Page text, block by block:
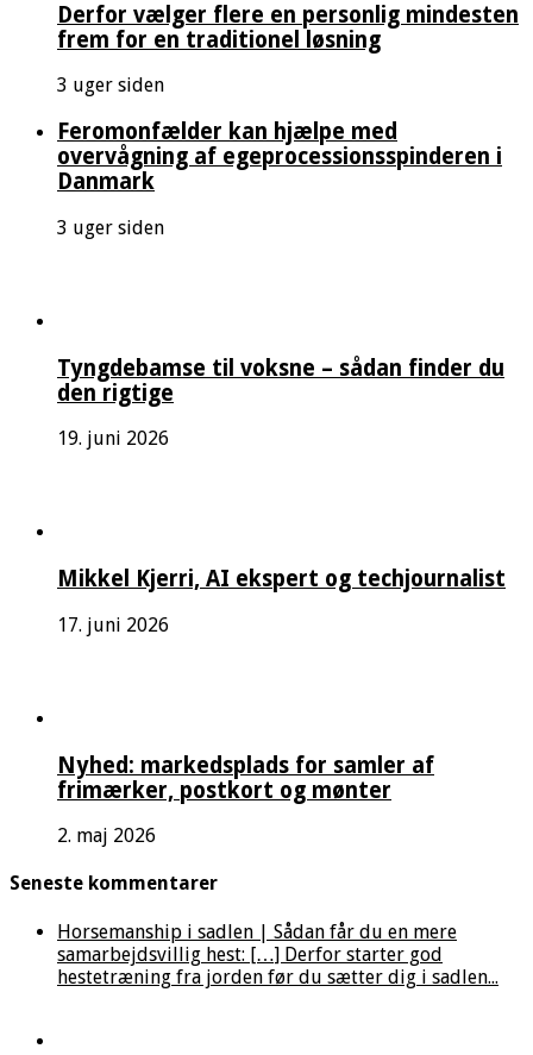
Derfor vælger flere en personlig mindesten
frem for en traditionel løsning
3 uger siden
Feromonfælder kan hjælpe med
overvågning af egeprocessionsspinderen i
Danmark
3 uger siden
Tyngdebamse til voksne – sådan finder du
den rigtige
19. juni 2026
Mikkel Kjerri, AI ekspert og techjournalist
17. juni 2026
Nyhed: markedsplads for samler af
frimærker, postkort og mønter
2. maj 2026
Seneste kommentarer
Horsemanship i sadlen | Sådan får du en mere
samarbejdsvillig hest: […] Derfor starter god
hestetræning fra jorden før du sætter dig i sadlen...